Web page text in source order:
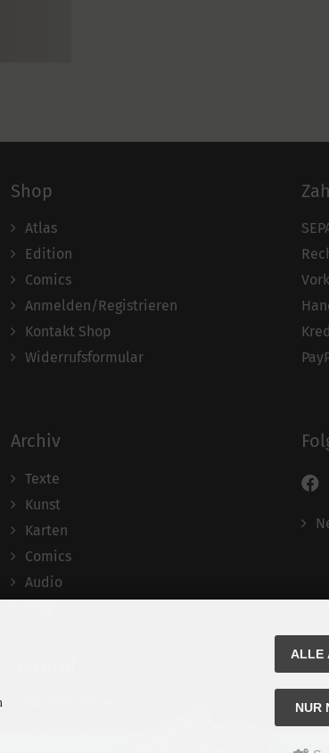
Shop
Atlas
Edition
Comics
Anmelden/Registrieren
Kontakt Shop
Widerrufsformular
Archiv
Texte
Kunst
Karten
Comics
Audio
ALLE
NUR